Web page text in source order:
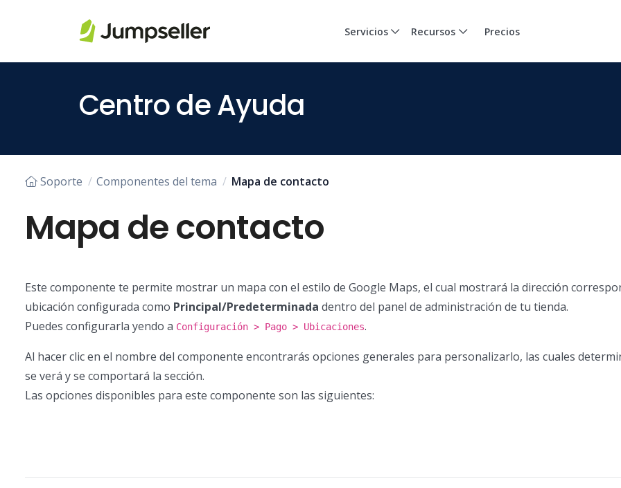
Saltar al contenido principal
Servicios Recursos Precios
Centro de Ayuda
Soporte Componentes del tema Mapa de contacto
Mapa de contacto
Este componente te permite mostrar un mapa con el estilo de Google Maps, el cual mostrará la dirección
ubicación configurada como Principal/Predeterminada dentro del panel de administración de tu tienda.
Puedes configurarla yendo a Configuración > Pago > Ubicaciones.
Al hacer clic en el nombre del componente encontrarás opciones generales para personalizarlo, las cuales
se verá y se comportará la sección.
Las opciones disponibles para este componente son las siguientes: